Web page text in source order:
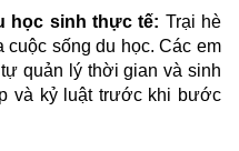
học sinh thực tế: Trại hè
cuộc sống du học. Các em
quản lý thời gian và sinh
và kỷ luật trước khi bước